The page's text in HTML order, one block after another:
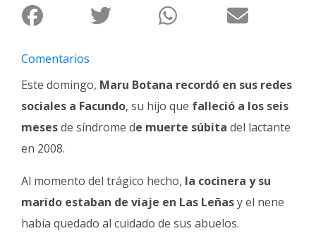
Fotos
Familia
Clasificados
Fúnebres
Comentarios
Este domingo, Maru Botana recordó en sus redes
sociales a Facundo, su hijo que falleció a los seis
mesesde síndrome de muerte súbita del lactante
en 2008.
Al momento del trágico hecho, la cocinera y su
marido estaban de viaje en Las Leñasy el nene
había quedado al cuidado de sus abuelos.